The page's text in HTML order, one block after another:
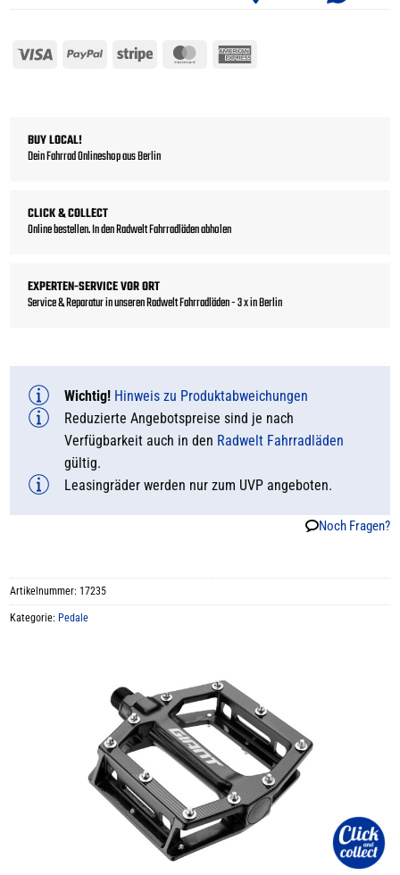
Visa PayPal Stripe MasterCard
BUY LOCAL!
Dein Fahrrad Onlineshop aus Berlin
CLICK & COLLECT
Online bestellen. In den Radwelt Fahrradläden abholen
EXPERTEN-SERVICE VOR ORT
Service & Reparatur in unseren Radwelt Fahrradläden - 3 x in Berlin
Wichtig! Hinweis zu Produktabweichungen
Reduzierte Angebotspreise sind je nach
Verfügbarkeit auch in den Radwelt Fahrradläden
gültig.
Leasingräder werden nur zum UVP angeboten.
Noch Fragen?
Artikelnummer: 17235
Kategorie: Pedale